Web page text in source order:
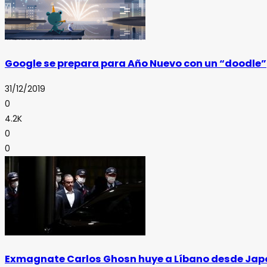
Google se prepara para Año Nuevo con un “doodle”
31/12/2019
0
4.2K
0
0
Exmagnate Carlos Ghosn huye a Líbano desde